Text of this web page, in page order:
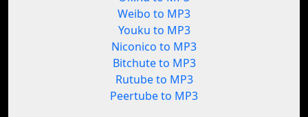
Weibo to MP3
Youku to MP3
Niconico to MP3
Bitchute to MP3
Rutube to MP3
Peertube to MP3